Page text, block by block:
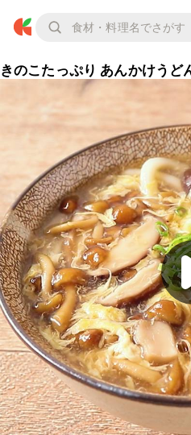
きのこたっぷり あんかけうど